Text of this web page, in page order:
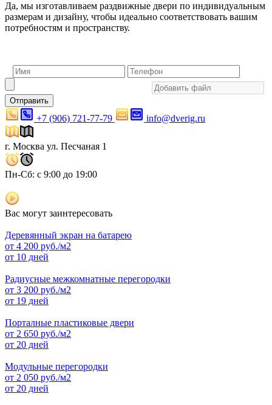
Да, мы изготавливаем раздвижные двери по индивидуальным
размерам и дизайну, чтобы идеально соответствовать вашим
потребностям и пространству.
Отправить
+7 (906) 721-77-79 info@dverig.ru
г. Москва ул. Песчаная 1
Пн-Сб: с 9:00 до 19:00
Вас могут заинтересовать
Деревянный экран на батарею
от 4 200 руб./м2
от 10 дней
Радиусные межкомнатные перегородки
от 3 200 руб./м2
от 19 дней
Порталные пластиковые двери
от 2 650 руб./м2
от 20 дней
Модульные перегородки
от 2 050 руб./м2
от 20 дней